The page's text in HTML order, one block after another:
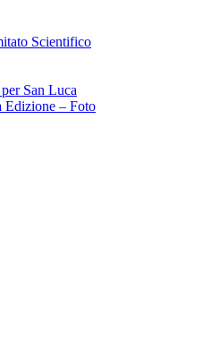
Scientifico
San Luca
Edizione – Foto